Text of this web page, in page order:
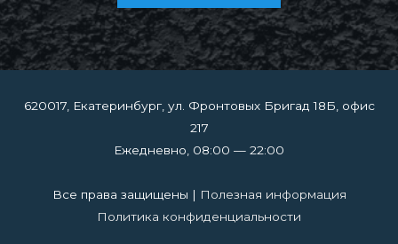
620017, Екатеринбург, ул. Фронтовых Бригад 18Б, офис
217
Ежедневно, 08:00 — 22:00
Все права защищены | Полезная информация
Политика конфиденциальности